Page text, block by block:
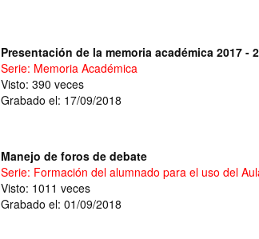
Presentación de la memoria académica 2017 -
Serie: Memoria Académica
Visto: 390 veces
Grabado el: 17/09/2018
Manejo de foros de debate
Serie: Formación del alumnado para el uso del
Visto: 1011 veces
Grabado el: 01/09/2018